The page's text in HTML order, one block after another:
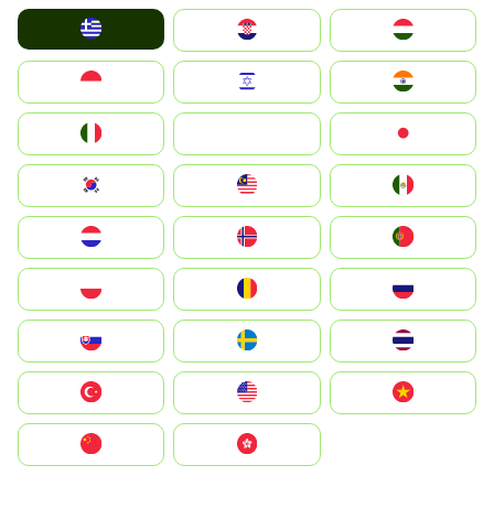
Magyarország
South Korea
United States
中國香港特別行政區